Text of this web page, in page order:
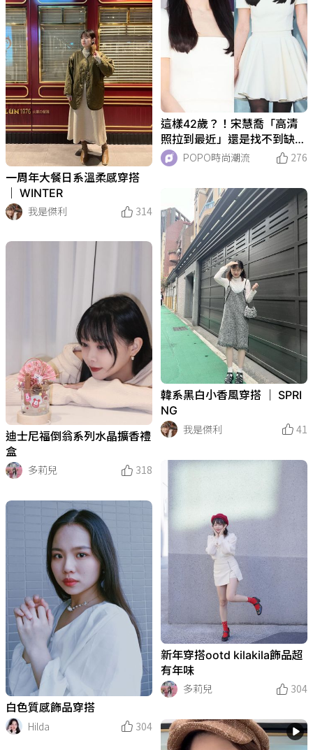
這樣42歲？！宋慧喬「高清
照拉到最近」還是找不到缺
點！難怪CHAUMET只愛她！
POPO時尚潮流
276
一周年大餐日系溫柔感穿搭
｜ WINTER
我是傑利
314
韓系黑白小香風穿搭 ｜ SPRI
NG
我是傑利
41
迪士尼福倒翁系列水晶擴香禮
盒
多莉兒
318
新年穿搭ootd kilakila飾品超
有年味
多莉兒
304
白色質感飾品穿搭
Hilda
304